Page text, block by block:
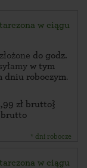
w ciągu
do godz.
w tym
dniu roboczym.
zł brutto}
brutto
* dni robocze
w ciągu